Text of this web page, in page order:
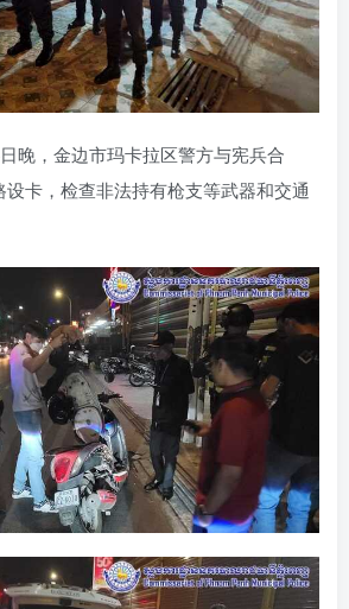
晚，金边市玛卡拉区警方与宪兵合
卡，检查非法持有枪支等武器和交通